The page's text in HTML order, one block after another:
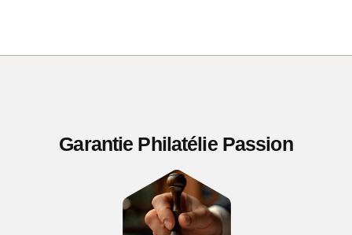
Garantie Philatélie Passion